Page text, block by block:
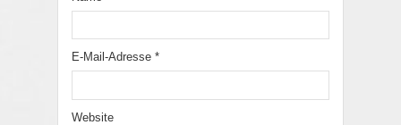
E-Mail-Adresse *
Website